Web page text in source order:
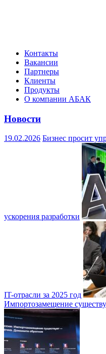
Контакты
Вакансии
Партнеры
Клиенты
Продукты
О компании АБАК
Новости
19.02.2026 Бизнес просит
ускорения разработки
IT-отрасли за 2025 год
Импортозамещение